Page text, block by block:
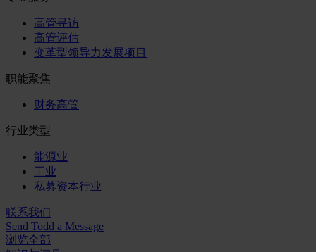
高管寻访
高管评估
变革型领导力发展项目
职能聚焦
财务高管
行业类型
能源业
工业
私募资本行业
联系我们
Send Todd a Message
浏览全部